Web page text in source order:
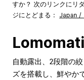
すか？ 次のリンクにリ
ジにとどまる： Japan /
自動露出、2段階の
ズを搭載し、鮮やか